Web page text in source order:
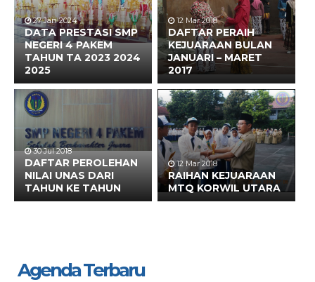
27 Jan 2024
DATA PRESTASI SMP
NEGERI 4 PAKEM
TAHUN TA 2023 2024
2025
12 Mar 2018
DAFTAR PERAIH
KEJUARAAN BULAN
JANUARI – MARET
2017
30 Jul 2018
DAFTAR PEROLEHAN
NILAI UNAS DARI
TAHUN KE TAHUN
12 Mar 2018
RAIHAN KEJUARAAN
MTQ KORWIL UTARA
Agenda Terbaru